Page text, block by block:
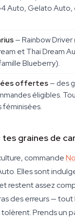
Auto, Gelato Auto,
— Rainbow Driver
et Thai Dream
Blueberry).
offertes— des
éligibles.
féminisées.
graines de
commande
Elles sont
restent assez
des erreurs —
Prends un